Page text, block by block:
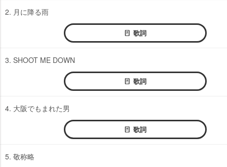
2. 月に降る雨
歌詞
3. SHOOT ME DOWN
歌詞
4. 大阪でもまれた男
歌詞
5. 敬称略